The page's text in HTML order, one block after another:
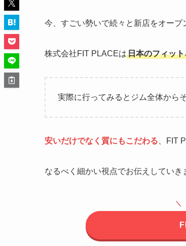
今、すごい勢いで続々と新店をオープ
株式会社FIT PLACEは日本のフィッ
実際に行ってみるとジム全体から
安いだけでなく質にもこだわる 、FIT
なるべく細かい視点でお伝えしていき
＼